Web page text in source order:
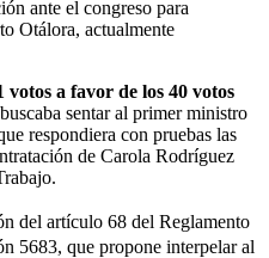
ante el congreso para
Otálora, actualmente
a favor de los 40 votos
sentar al primer ministro
respondiera con pruebas las
de Carola Rodríguez
del artículo 68 del Reglamento
5683, que propone interpelar al